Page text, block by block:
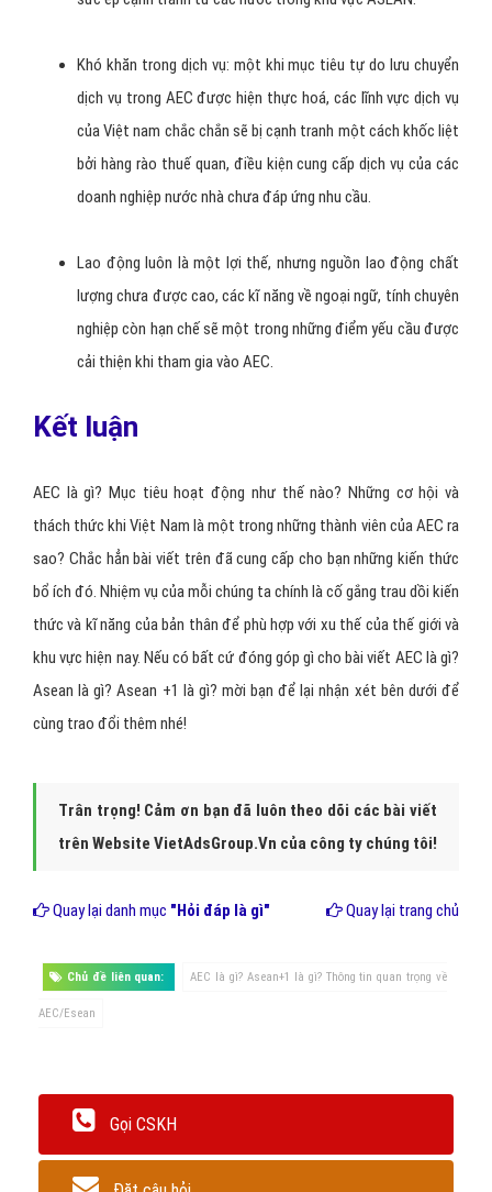
Khó khăn trong dịch vụ: một khi mục tiêu tự do lưu chuyển
dịch vụ trong AEC được hiện thực hoá, các lĩnh vực dịch vụ
của Việt nam chắc chắn sẽ bị cạnh tranh một cách khốc liệt
bởi hàng rào thuế quan, điều kiện cung cấp dịch vụ của các
doanh nghiệp nước nhà chưa đáp ứng nhu cầu.
Lao động luôn là một lợi thế, nhưng nguồn lao động chất
lượng chưa được cao, các kĩ năng về ngoại ngữ, tính chuyên
nghiệp còn hạn chế sẽ một trong những điểm yếu cầu được
cải thiện khi tham gia vào AEC.
Kết luận
AEC là gì? Mục tiêu hoạt động như thế nào? Những cơ hội và
thách thức khi Việt Nam là một trong những thành viên của AEC ra
sao? Chắc hẳn bài viết trên đã cung cấp cho bạn những kiến thức
bổ ích đó. Nhiệm vụ của mỗi chúng ta chính là cố gắng trau dồi kiến
thức và kĩ năng của bản thân để phù hợp với xu thế của thế giới và
khu vực hiện nay. Nếu có bất cứ đóng góp gì cho bài viết AEC là gì?
Asean là gì? Asean +1 là gì? mời bạn để lại nhận xét bên dưới để
cùng trao đổi thêm nhé!
Trân trọng! Cảm ơn bạn đã luôn theo dõi các bài viết
trên Website VietAdsGroup.Vn của công ty chúng tôi!
Quay lại danh mục "Hỏi đáp là gì" Quay lại trang chủ
Chủ đề liên quan: AEC là gì? Asean+1 là gì? Thông tin quan trọng về
AEC/Esean
Gọi CSKH